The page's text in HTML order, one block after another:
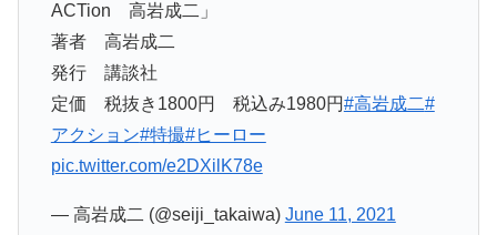
ACTion 高岩成二」
著者 高岩成二
発行 講談社
定価 税抜き1800円 税込み1980円#高岩成二#
アクション#特撮#ヒーロー
pic.twitter.com/e2DXilK78e
— 高岩成二 (@seiji_takaiwa) June 11, 2021